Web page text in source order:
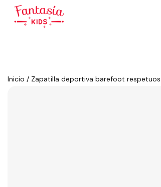
Inicio / Zapatilla deportiva barefoot